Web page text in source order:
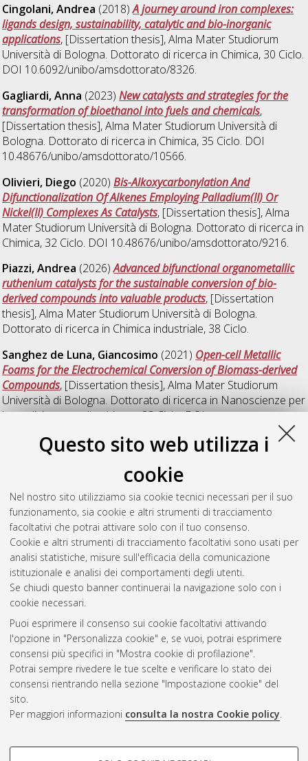
Questo sito web utilizza i
cookie
Nel nostro sito utilizziamo sia cookie tecnici necessari per il suo
funzionamento, sia cookie e altri strumenti di tracciamento
facoltativi che potrai attivare solo con il tuo consenso.
Cookie e altri strumenti di tracciamento facoltativi sono usati per
analisi statistiche, misure sull'efficacia della comunicazione
istituzionale e analisi dei comportamenti degli utenti.
Se chiudi questo banner continuerai la navigazione solo con i
cookie necessari.
Puoi esprimere il consenso sui cookie facoltativi attivando
l'opzione in "Personalizza cookie" e, se vuoi, potrai esprimere
consensi più specifici in "Mostra cookie di profilazione".
Potrai sempre rivedere le tue scelte e verificare lo stato dei
consensi rientrando nella sezione "Impostazione cookie" del
sito.
Per maggiori informazioni consulta la nostra Cookie policy.
COOKIE DI PROFILAZIONE -
Cingolani, Andrea (2018)A journey around iron complexes:
ligands design, sustainability, catalytic and bio-inorganic
applications, [Dissertation thesis], Alma Mater Studiorum
Università di Bologna. Dottorato di ricerca in Chimica, 30 Ciclo.
DOI 10.6092/unibo/amsdottorato/8326.
Gagliardi, Anna (2023)New catalysts and strategies for the
transformation of bioethanol into fuels and chemicals,
[Dissertation thesis], Alma Mater Studiorum Università di
Bologna. Dottorato di ricerca in Chimica, 35 Ciclo. DOI
10.48676/unibo/amsdottorato/10566.
Olivieri, Diego (2020)Bis-Alkoxycarbonylation And
Difunctionalization Of Alkenes Employing Palladium(II) Or
Nickel(II) Complexes As Catalysts, [Dissertation thesis], Alma
Mater Studiorum Università di Bologna. Dottorato di ricerca in
Chimica, 32 Ciclo. DOI 10.48676/unibo/amsdottorato/9216.
Piazzi, Andrea (2026)Advanced bifunctional organometallic
ruthenium catalysts for the sustainable conversion of bio-
derived compounds into valuable products, [Dissertation
thesis], Alma Mater Studiorum Università di Bologna.
Dottorato di ricerca in Chimica industriale, 38 Ciclo.
Sanghez de Luna, Giancosimo (2021) Open-cell Metallic
Foams for the Electrochemical Conversion of Biomass-derived
Compounds, [Dissertation thesis], Alma Mater Studiorum
Università di Bologna. Dottorato di ricerca in Nanoscienze per
la medicina e per l'ambiente, 33 Ciclo. DOI
Solinas, Gavino(2013) N-Heterocyclic carbene complexes of
rhodium: structures, dynamics and catalysis
thesis], Alma Mater Studiorum Università di Bologna.
Dottorato di ricerca inScienze chimiche, 25 Ciclo. DOI
10.6092/unibo/amsdottorato/5637.
Questa lista e' stata generata il Thu Aug 6 20:45:31 2026
Atom
Rss 1.0
Rss 2.0
ISSN: 2038-7946
Impostazioni Cookie